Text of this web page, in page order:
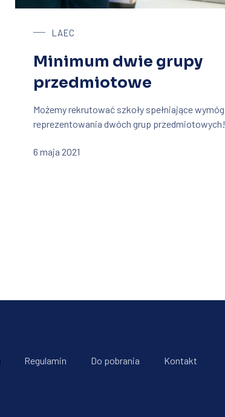
LAEC
Minimum dwie grupy
przedmiotowe
Możemy rekrutować szkoły spełniające wymóg
reprezentowania dwóch grup przedmiotowych!
6 maja 2021
Regulamin Do pobrania Kontakt